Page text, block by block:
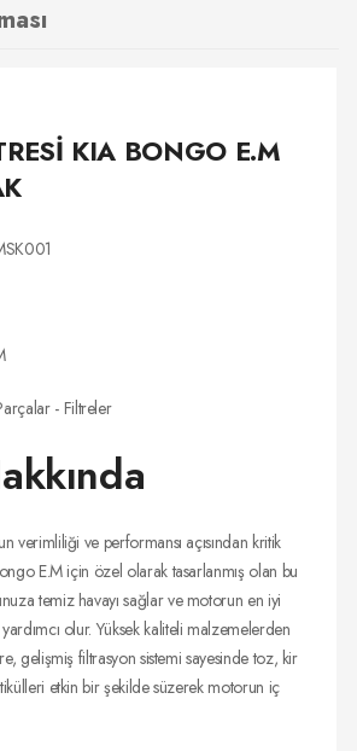
KIA BONGO E.M
- Filtreler
verimliliği ve performansı açısından kritik
E.M için özel olarak tasarlanmış olan bu
temiz havayı sağlar ve motorun en iyi
olur. Yüksek kaliteli malzemelerden
gelişmiş filtrasyon sistemi sayesinde toz, kir
etkin bir şekilde süzerek motorun iç